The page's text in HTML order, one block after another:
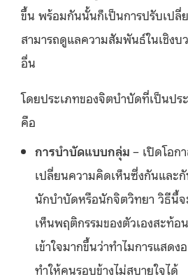
ขึ้น พร้อมกันนั้นก็เป็นการปรับเปลี่
สามารถดูแลความสัมพันธ์ในเชิงบ
อื่น
โดยประเภทของจิตบำบัดที่เป็นป
คือ
การบำบัดแบบกลุ่ม – เปิดโอก
เปลี่ยนความคิดเห็นซึ่งกันและ
นักบำบัดหรือนักจิตวิทยา วิธีนี้
เห็นพฤติกรรมของตัวเองสะท้อ
เข้าใจมากขึ้นว่าทำไมการแสดง
ทำให้คนรอบข้างไม่สบายใจได้